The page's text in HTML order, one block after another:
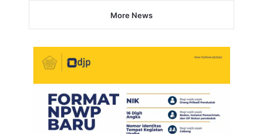
More News